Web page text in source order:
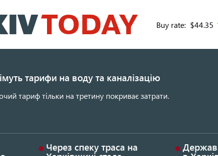
до
основного
Buy rate: $44.35
тарифи на воду та каналізацію
тариф тільки на третину покриває затрати.
Через спеку траса на